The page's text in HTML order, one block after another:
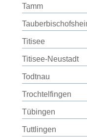
Tamm
Titisee
Titisee-Neustadt
Todtnau
Trochtelfingen
Tübingen
Tuttlingen